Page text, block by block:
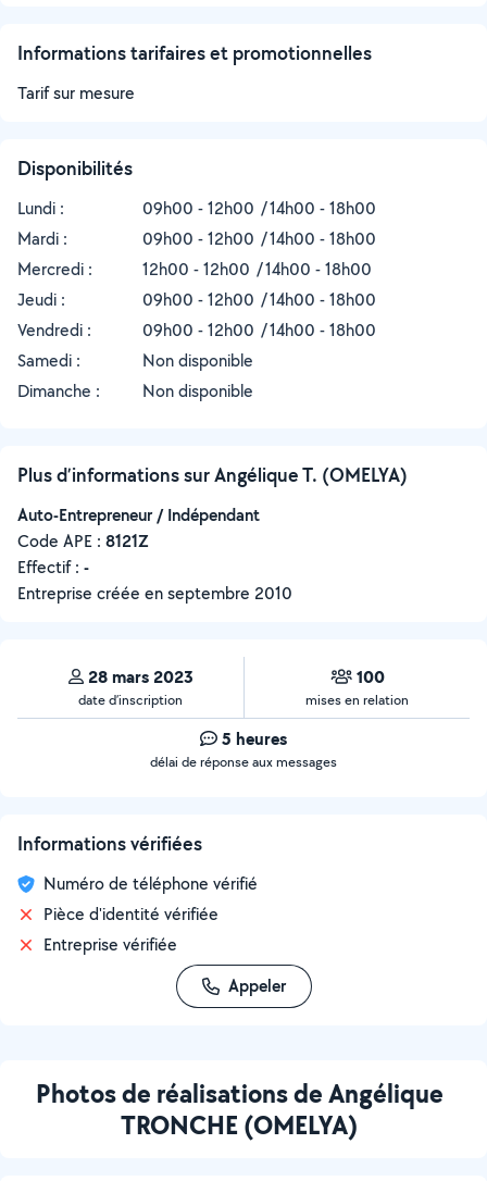
Informations tarifaires et promotionnelles
Tarif sur mesure
Disponibilités
Lundi : 09h00 - 12h00
14h00 - 18h00
Mardi :
09h00 - 12h00
14h00 - 18h00
Mercredi :
12h00 - 12h00
14h00 - 18h00
Jeudi :
09h00 - 12h00
14h00 - 18h00
Vendredi :
09h00 - 12h00
14h00 - 18h00
Samedi :
Non disponible
Dimanche :
Non disponible
Plus d’informations sur Angélique T. (OMELYA)
Auto-Entrepreneur / Indépendant
Code APE : 8121Z
Effectif : -
Entreprise créée enseptembre 2010
28 mars 2023
date d’inscription
100
mises en relation
5 heures
délai de réponse aux messages
Informations vérifiées
Numéro de téléphone vérifié
Pièce d'identité vérifiée
Entreprise vérifiée
Appeler
Photos de réalisations de Angélique
TRONCHE (OMELYA)